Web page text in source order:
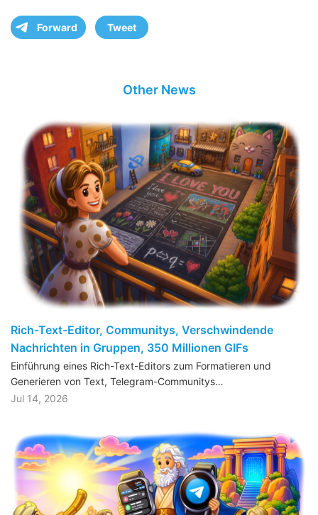
Forward Tweet
Other News
Rich-Text-Editor, Communitys, Verschwindende
Nachrichten in Gruppen, 350 Millionen GIFs
Einführung eines Rich-Text-Editors zum Formatieren und
Generieren von Text, Telegram-Communitys…
Jul 14, 2026